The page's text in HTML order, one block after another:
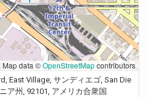
Map data ©OpenStreetMapcontributors
East Village, サンディエゴ, San Die
ア州, 92101, アメリカ合衆国